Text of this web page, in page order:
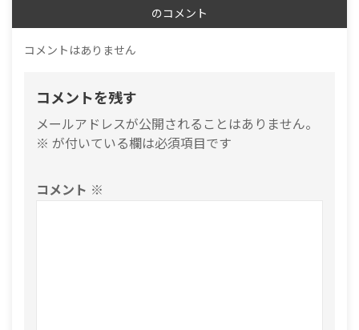
のコメント
コメントはありません
コメントを残す
メールアドレスが公開されることはありません。
※ が付いている欄は必須項目です
コメント ※